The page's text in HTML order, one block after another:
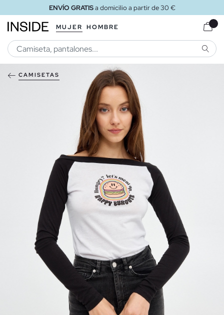
ENVÍO GRATISa domicilio a partir de 30 €
MUJER HOMBRE
CAMISETAS